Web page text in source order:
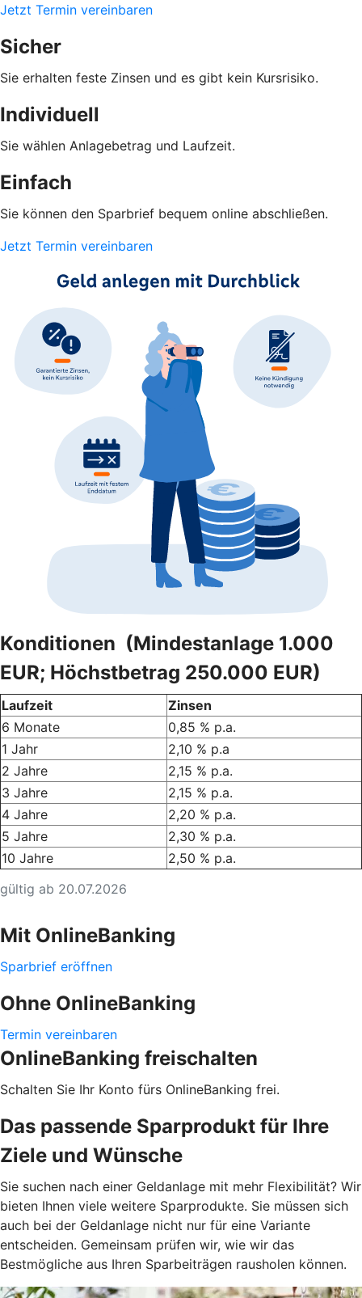
Jetzt Termin vereinbaren
Sicher
Sie erhalten feste Zinsen und es gibt kein Kursrisiko.
Individuell
Sie wählen Anlagebetrag und Laufzeit.
Einfach
Sie können den Sparbrief bequem online abschließen.
Jetzt Termin vereinbaren
Konditionen (Mindestanlage 1.000
EUR; Höchstbetrag 250.000 EUR)
gültig ab 20.07.2026
Laufzeit
Zinsen
6 Monate
0,85 % p.a.
1 Jahr
2,10 % p.a
2 Jahre
2,15 % p.a.
3 Jahre
2,15 % p.a.
4 Jahre
2,20 % p.a.
5 Jahre
2,30 % p.a.
10 Jahre
2,50 % p.a.
Mit OnlineBanking
Sparbrief eröffnen
Ohne OnlineBanking
Termin vereinbaren
OnlineBanking freischalten
Schalten Sie Ihr Konto fürs OnlineBanking frei.
Das passende Sparprodukt für Ihre
Ziele und Wünsche
Sie suchen nach einer Geldanlage mit mehr Flexibilität? Wir
bieten Ihnen viele weitere Sparprodukte. Sie müssen sich
auch bei der Geldanlage nicht nur für eine Variante
entscheiden. Gemeinsam prüfen wir, wie wir das
Bestmögliche aus Ihren Sparbeiträgen rausholen können.